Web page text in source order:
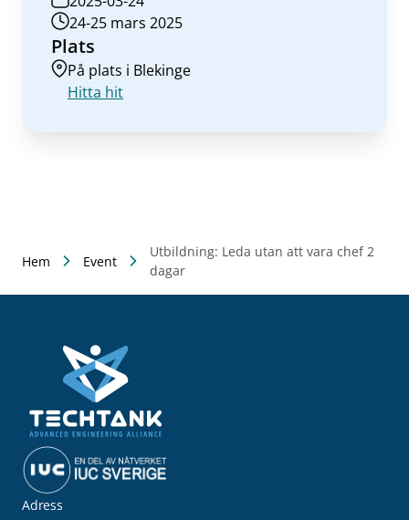
24-25 mars 2025
Plats
På plats i Blekinge
Hitta hit
Hem Event
Utbildning: Leda utan att vara chef 2
dagar
Adress